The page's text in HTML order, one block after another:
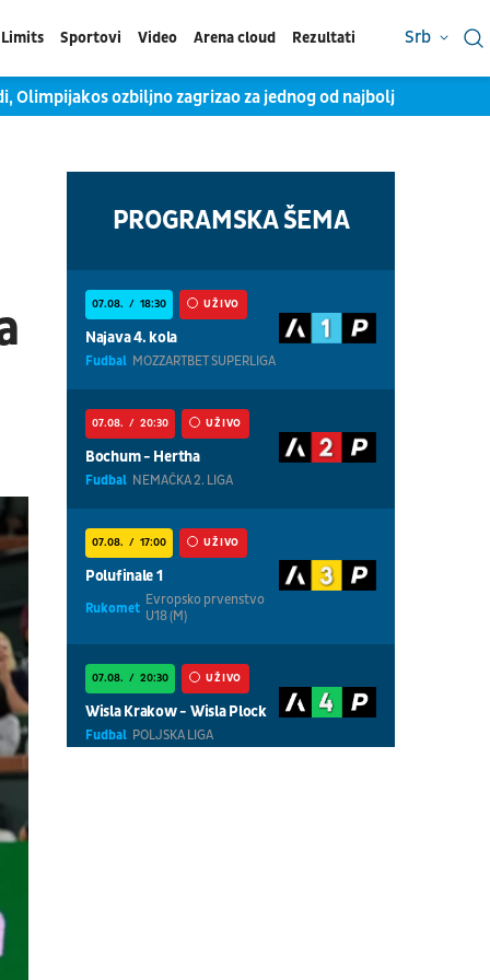
Limits Sportovi Video Arena cloud Rezultati Srb
Olimpijakos ozbiljno zagrizao za jednog od najboljih
PROGRAMSKA ŠEMA
07.08. 18:30 UŽIVO
Najava 4. kola
Fudbal MOZZARTBET SUPERLIGA
07.08. 20:30 UŽIVO
Bochum - Hertha
Fudbal NEMAČKA 2. LIGA
07.08. 17:00 UŽIVO
Polufinale 1
Rukomet Evropsko prvenstvo
U18 (M)
07.08. 20:30 UŽIVO
Wisla Krakow - Wisla Plock
Fudbal POLJSKA LIGA